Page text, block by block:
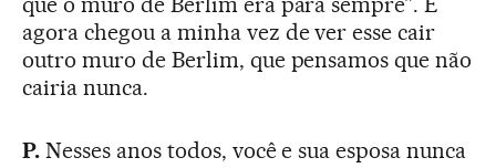
agora chegou a minha vez de ver esse cair
outro muro de Berlim, que pensamos que não
cairia nunca.
P.Nesses anos todos, você e sua esposa nunca